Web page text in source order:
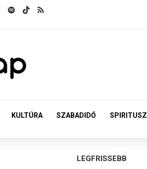
Instagram
SpotifyTikTok
KULTÚRA SZABADIDŐ SPIRITUSZ
LEGFRISSEBB